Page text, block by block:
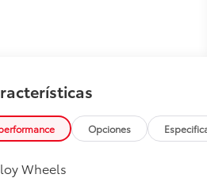
chapter in automotive
legacy and now proudly
and the greater San
Toyota blends tradition
to deliver a car-buying
other.
Opciones
Wheels